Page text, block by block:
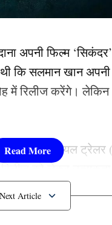
अपनी फिल्म
कि सलमान खान
में रिलीज करेंगे।
का ऑफिशियल
होगा